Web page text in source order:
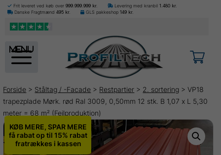
Frit leveret ved køb over 999.999.999 kr. Levering med kranbil 1.480 kr.
Danske Fragtmænd 495 kr. GLS pakkeshop 149 kr.
menu
Forside > Ståltag / -Facade > Restpartier > 2. sortering > VP18
trapezplade Mørk. rød Ral 3009, 0,50mm 12 stk. B 1,07 x L 5,30
meter = 68 m² (Fejlproduktion)
KØB MERE, SPAR MERE
få rabat op til 15% rabat
fratrækkes i kassen